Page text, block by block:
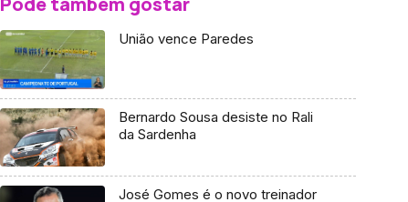
União vence Paredes
Bernardo Sousa desiste no Rali
da Sardenha
José Gomes é o novo treinador